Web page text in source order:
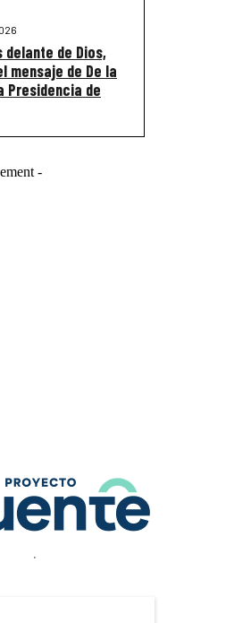
delante de Dios,
mensaje de De la
Presidencia de
-
.